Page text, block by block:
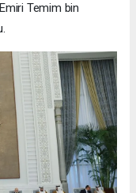
Temim bin